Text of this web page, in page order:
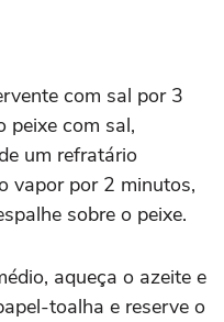
com sal por 3
peixe com sal,
um refratário
vapor por 2 minutos,
sobre o peixe.
aqueça o azeite e
toalha e reserve o